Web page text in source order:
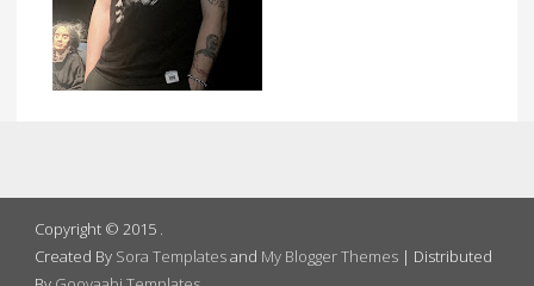
Copyright © 2015 .
Created By Sora Templatesand My Blogger Themes | Distributed